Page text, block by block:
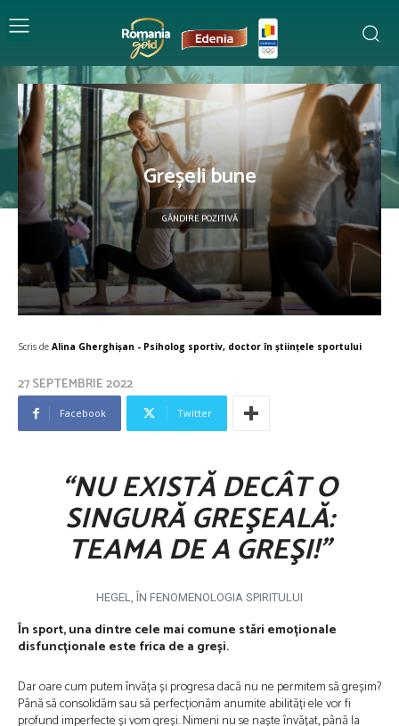
Greșeli bune
GÂNDIRE POZITIVĂ
Scris de Alina Gherghișan - Psiholog sportiv, doctor în științele sportului
27 SEPTEMBRIE 2022
Facebook Twitter
“NU EXISTĂ DECÂT O
SINGURĂ GREŞEALĂ:
TEAMA DE A GREŞI!”
HEGEL, ÎN FENOMENOLOGIA SPIRITULUI
În sport, una dintre cele mai comune stări emoționale
disfuncționale este frica de a greși.
Dar oare cum putem învăța și progresa dacă nu ne permitem să greșim?
Până să consolidăm sau să perfecționăm anumite abilități ele vor fi
profund imperfecte și vom greși. Nimeni nu se naște învățat, până la